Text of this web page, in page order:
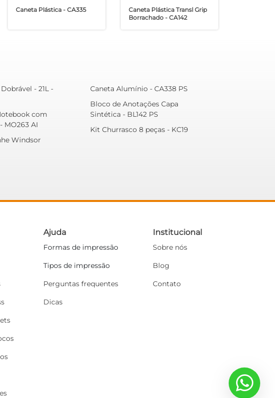
Caneta Plástica - CA335
Caneta Plástica Transl Grip
Borrachado - CA142
- 21L -
com
MO263 AI
Windsor
Caneta Alumínio - CA338 PS
Bloco de Anotações Capa
Sintética - BL142 PS
Kit Churrasco 8 peças - KC19
Ajuda
Formas de impressão
Tipos de impressão
Perguntas frequentes
Dicas
Institucional
Sobre nós
Blog
Contato